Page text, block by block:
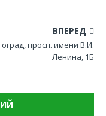
ВПЕРЕД
просп. имени В.И.
Ленина, 1Б